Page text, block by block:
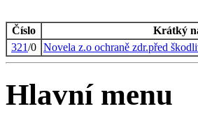
Číslo
Krátký
321/0 Novela z.o ochraně zdr.před
Hlavní menu